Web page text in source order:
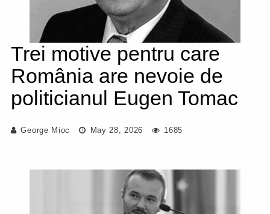
Trei motive pentru care
România are nevoie de
politicianul Eugen Tomac
George Mioc May 28, 2026 1685